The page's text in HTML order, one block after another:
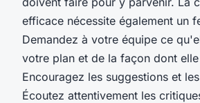
efficace nécessite également un
Demandez à votre équipe ce
votre plan et de la façon dont
Encouragez les suggestions et
Écoutez attentivement les